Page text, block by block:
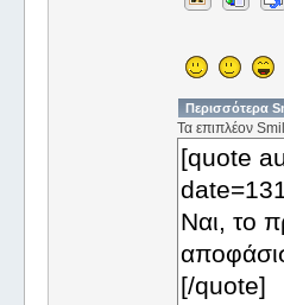
Περισσότερα
Τα επιπλέον